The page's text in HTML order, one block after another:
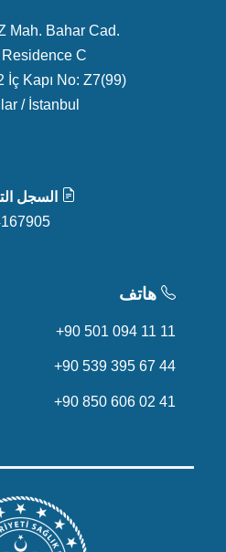
Mah. Bahar Cad.
C
İç Kapı No: Z7(99)
/ İstanbul
السجل
هاتف
+90 501 094 11 11
+90 539 395 67 44
+90 850 606 02 41